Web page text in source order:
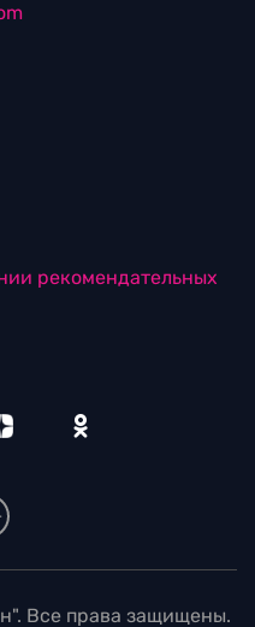
рекомендательных
Все права защищены.